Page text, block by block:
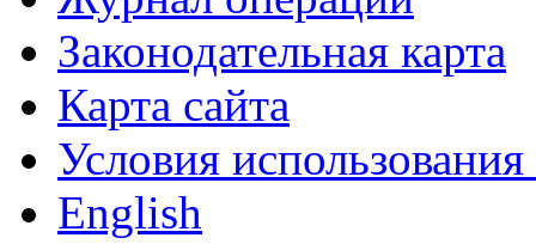
Законодательная карта
Карта сайта
Условия
English